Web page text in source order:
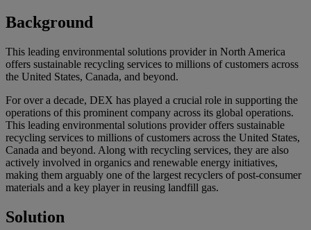
Background
This leading environmental solutions provider in North America
offers sustainable recycling services to millions of customers across
the United States, Canada, and beyond.
For over a decade, DEX has played a crucial role in supporting the
operations of this prominent company across its global operations.
This leading environmental solutions provider offers sustainable
recycling services to millions of customers across the United States,
Canada and beyond. Along with recycling services, they are also
actively involved in organics and renewable energy initiatives,
making them arguably one of the largest recyclers of post-consumer
materials and a key player in reusing landfill gas.
Solution